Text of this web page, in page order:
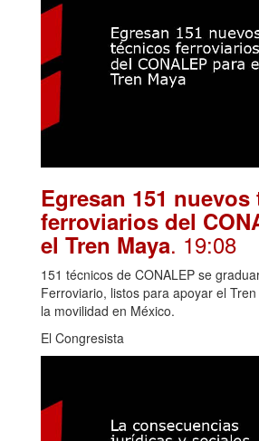
Egresan 151
ferroviarios del
el Tren Maya. 19:08
151 técnicos de CONALEP se
Ferroviario, listos para apoyar el
la movilidad en México.
El Congresista